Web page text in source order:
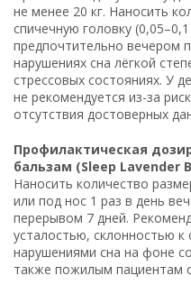
не менее 20 кг. Наносить
спичечную головку
предпочтительно вечером
нарушениях сна лёгкой
стрессовых состояниях. У
не рекомендуется из-за
отсутствия достоверных
Профилактическая
бальзам (Sleep Lavender
Наносить количество
или под нос 1 раз в день
перерывом 7 дней.
усталостью, склонностью
нарушениями сна на фоне
также пожилым пациентам